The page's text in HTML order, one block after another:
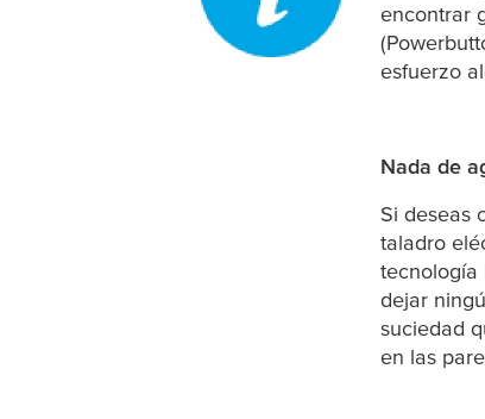
encontrar
esfuerzo
Nada de
Si deseas
taladro
tecnología
dejar
suciedad
en las